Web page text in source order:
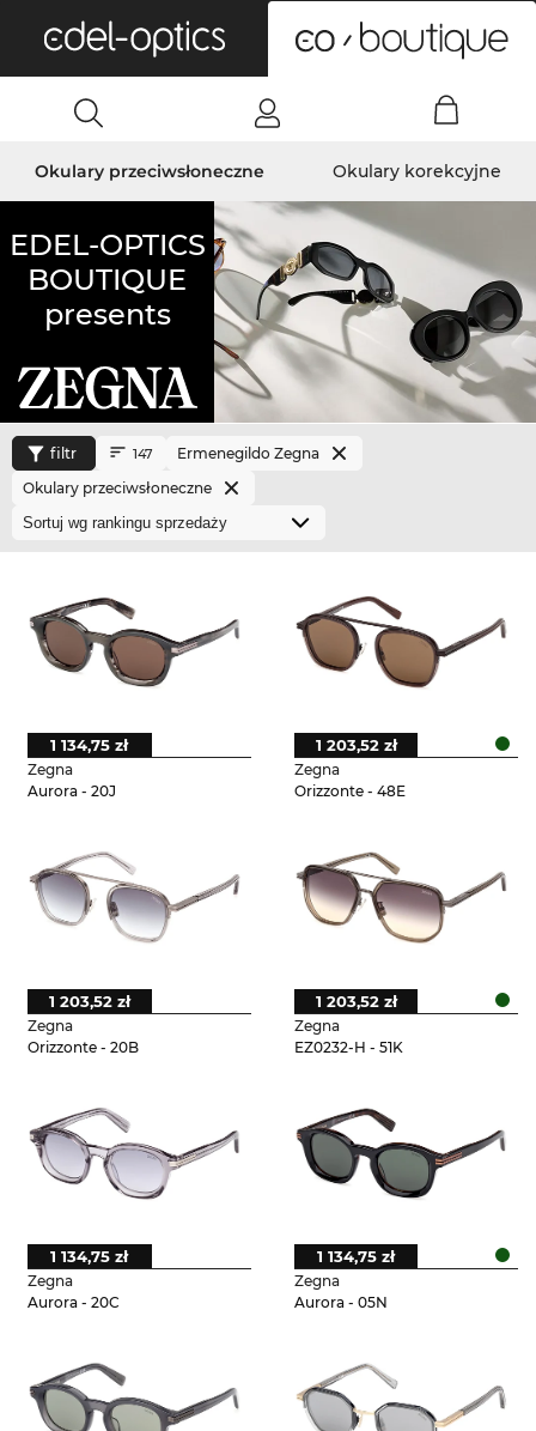
Okulary przeciwsłoneczne Okulary korekcyjne
EDEL-OPTICS
BOUTIQUE
presents
filtr 147
Ermenegildo Zegna
Okulary przeciwsłoneczne
Zegna
Aurora - 20J
1 134,75 zł
Zegna
Orizzonte - 48E
1 203,52 zł
Zegna
Orizzonte - 20B
1 203,52 zł
Zegna
EZ0232-H - 51K
1 203,52 zł
Zegna
Aurora - 20C
1 134,75 zł
Zegna
Aurora - 05N
1 134,75 zł